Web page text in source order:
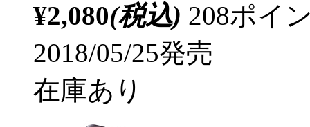
¥2,080(税込) 208ポイ
2018/05/25発売
在庫あり